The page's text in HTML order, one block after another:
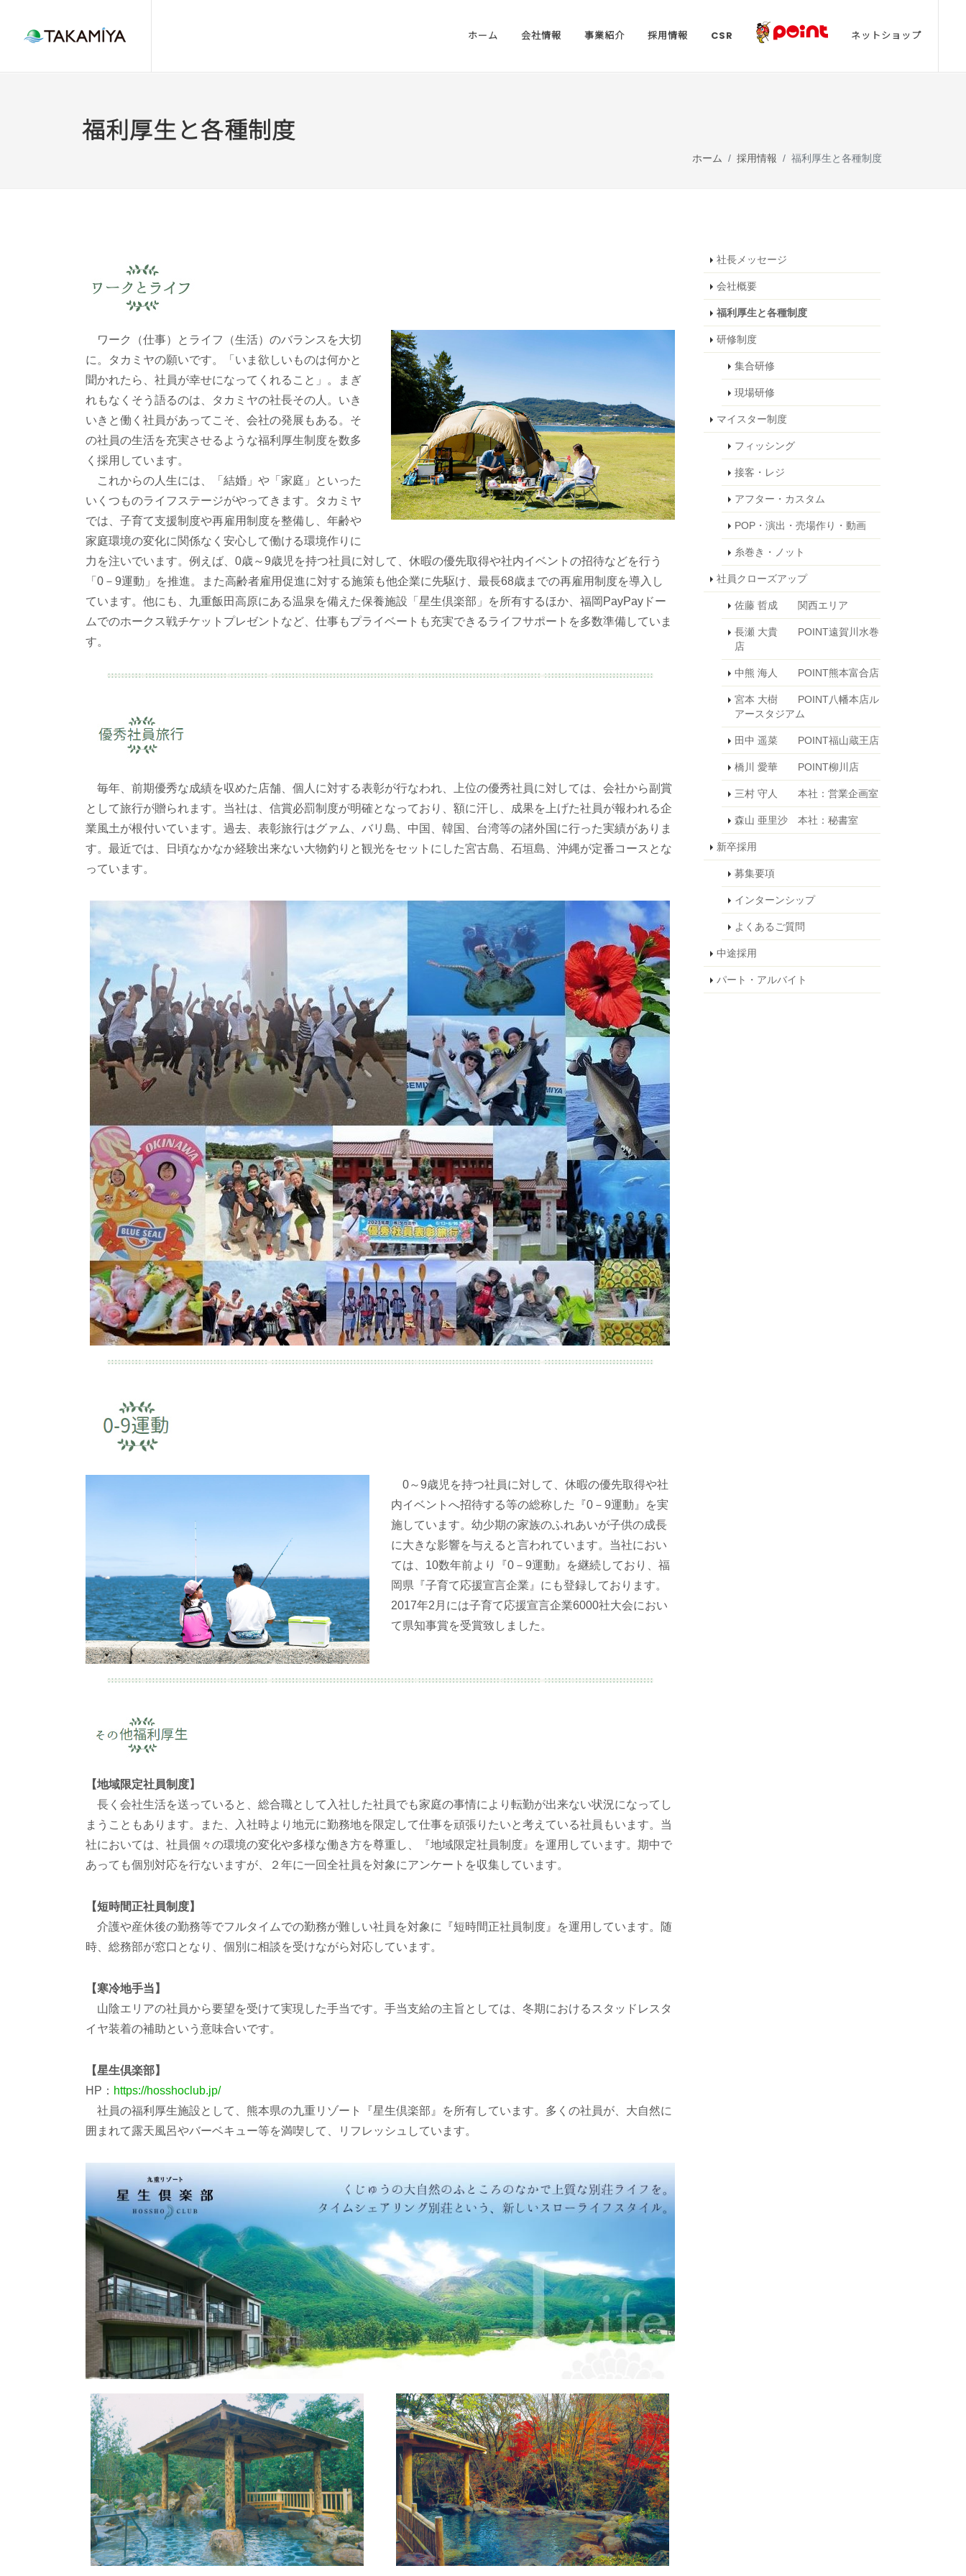
ホーム 会社情報 事業紹介 採用情報 CSR ネットショップ
福利厚生と各種制度
ホーム 採用情報 福利厚生と各種制度
ワーク（仕事）とライフ（生活）のバランスを大切
に。タカミヤの願いです。「いま欲しいものは何かと
聞かれたら、社員が幸せになってくれること」。まぎ
れもなくそう語るのは、タカミヤの社長その人。いき
いきと働く社員があってこそ、会社の発展もある。そ
の社員の生活を充実させるような福利厚生制度を数多
く採用しています。
これからの人生には、「結婚」や「家庭」といった
いくつものライフステージがやってきます。タカミヤ
では、子育て支援制度や再雇用制度を整備し、年齢や
家庭環境の変化に関係なく安心して働ける環境作りに
力を注いでいます。例えば、0歳～9歳児を持つ社員に対して、休暇の優先取得や社内イベントの招待などを行う
「0－9運動」を推進。また高齢者雇用促進に対する施策も他企業に先駆け、最長68歳までの再雇用制度を導入し
ています。他にも、九重飯田高原にある温泉を備えた保養施設「星生倶楽部」を所有するほか、福岡PayPayドー
ムでのホークス戦チケットプレゼントなど、仕事もプライベートも充実できるライフサポートを多数準備していま
す。
毎年、前期優秀な成績を収めた店舗、個人に対する表彰が行なわれ、上位の優秀社員に対しては、会社から副賞
として旅行が贈られます。当社は、信賞必罰制度が明確となっており、額に汗し、成果を上げた社員が報われる企
業風土が根付いています。過去、表彰旅行はグァム、バリ島、中国、韓国、台湾等の諸外国に行った実績がありま
す。最近では、日頃なかなか経験出来ない大物釣りと観光をセットにした宮古島、石垣島、沖縄が定番コースとな
っています。
0～9歳児を持つ社員に対して、休暇の優先取得や社
内イベントへ招待する等の総称した『0－9運動』を実
施しています。幼少期の家族のふれあいが子供の成長
に大きな影響を与えると言われています。当社におい
ては、10数年前より『0－9運動』を継続しており、福
岡県『子育て応援宣言企業』にも登録しております。
2017年2月には子育て応援宣言企業6000社大会におい
て県知事賞を受賞致しました。
【地域限定社員制度】
長く会社生活を送っていると、総合職として入社した社員でも家庭の事情により転勤が出来ない状況になってし
まうこともあります。また、入社時より地元に勤務地を限定して仕事を頑張りたいと考えている社員もいます。当
社においては、社員個々の環境の変化や多様な働き方を尊重し、『地域限定社員制度』を運用しています。期中で
あっても個別対応を行ないますが、２年に一回全社員を対象にアンケートを収集しています。
【短時間正社員制度】
介護や産休後の勤務等でフルタイムでの勤務が難しい社員を対象に『短時間正社員制度』を運用しています。随
時、総務部が窓口となり、個別に相談を受けながら対応しています。
【寒冷地手当】
山陰エリアの社員から要望を受けて実現した手当です。手当支給の主旨としては、冬期におけるスタッドレスタ
イヤ装着の補助という意味合いです。
【星生倶楽部】
HP： https://hosshoclub.jp/
社員の福利厚生施設として、熊本県の九重リゾート『星生倶楽部』を所有しています。多くの社員が、大自然に
囲まれて露天風呂やバーベキュー等を満喫して、リフレッシュしています。
社長メッセージ
会社概要
福利厚生と各種制度
研修制度
集合研修
現場研修
マイスター制度
フィッシング
接客・レジ
アフター・カスタム
POP・演出・売場作り・動画
糸巻き・ノット
社員クローズアップ
佐藤 哲成 関西エリア
長瀬 大貴 POINT遠賀川水巻
店
中熊 海人 POINT熊本富合店
宮本 大樹 POINT八幡本店ル
アースタジアム
田中 遥菜 POINT福山蔵王店
橋川 愛華 POINT柳川店
三村 守人 本社：営業企画室
森山 亜里沙 本社：秘書室
新卒採用
募集要項
インターンシップ
よくあるご質問
中途採用
パート・アルバイト